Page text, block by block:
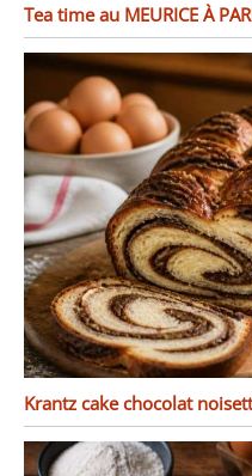
Tea time au MEURICE À
Krantz cake chocolat